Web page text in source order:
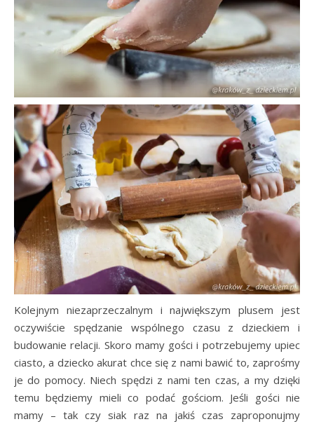
Kolejnym niezaprzeczalnym i największym plusem jest
oczywiście spędzanie wspólnego czasu z dzieckiem i
budowanie relacji. Skoro mamy gości i potrzebujemy upiec
ciasto, a dziecko akurat chce się z nami bawić to, zaprośmy
je do pomocy. Niech spędzi z nami ten czas, a my dzięki
temu będziemy mieli co podać gościom. Jeśli gości nie
mamy – tak czy siak raz na jakiś czas zaproponujmy